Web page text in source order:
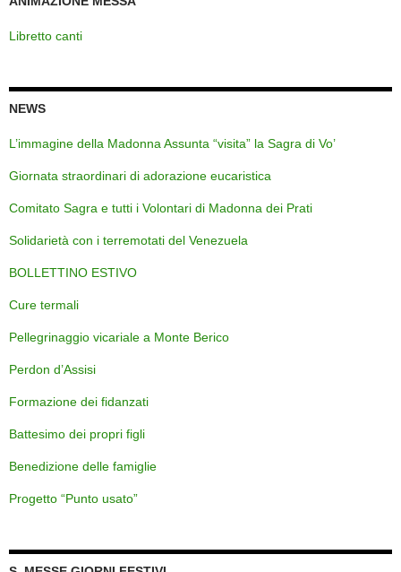
Libretto canti
NEWS
L’immagine della Madonna Assunta “visita” la Sagra di Vo’
Giornata straordinari di adorazione eucaristica
Comitato Sagra e tutti i Volontari di Madonna dei Prati
Solidarietà con i terremotati del Venezuela
BOLLETTINO ESTIVO
Cure termali
Pellegrinaggio vicariale a Monte Berico
Perdon d’Assisi
Formazione dei fidanzati
Battesimo dei propri figli
Benedizione delle famiglie
Progetto “Punto usato”